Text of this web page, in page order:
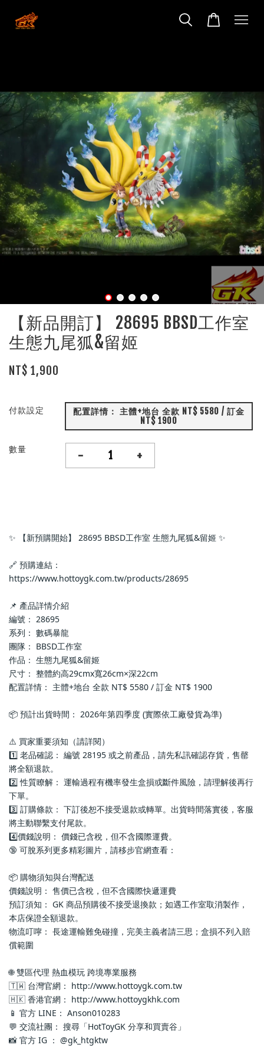
【新品開訂】 28695 BBSD工作室
生態九尾狐&留姬
NT$ 1,900
付款設定
配置詳情： 主體+地台 全款 NT$ 5580 / 訂金
NT$ 1900
數量 - +
✨ 【新預購開始】 28695 BBSD工作室 生態九尾狐&留姬 ✨
🔗 預購連結：
https://www.hottoygk.com.tw/products/28695
📌 產品詳情介紹
編號： 28695
系列： 數碼暴龍
團隊： BBSD工作室
作品： 生態九尾狐&留姬
尺寸： 整體約高29cmx寬26cm×深22cm
配置詳情： 主體+地台 全款 NT$ 5580 / 訂金 NT$ 1900
📦 預計出貨時間： 2026年第四季度 (實際依工廠發貨為準)
⚠️ 買家重要須知（請詳閱）
1️⃣ 老品確認： 編號 28195 或之前產品，請先私訊確認存貨，售罄
將全額退款。
2️⃣ 性質瞭解： 運輸過程有機率發生盒損或斷件風險，請理解後再行
下單。
3️⃣ 訂購條款： 下訂後恕不接受退款或轉單。出貨時間落實後，客服
將主動聯繫支付尾款。
4️⃣價錢說明： 價錢已含稅，但不含國際運費。
🔞 可脫系列更多精彩圖片，請移步官網查看：
📦 購物須知與台灣配送
價錢說明： 售價已含稅，但不含國際快遞運費
預訂須知： GK 商品預購後不接受退換款；如遇工作室取消製作，
本店保證全額退款。
物流叮嚀： 長途運輸難免碰撞，完美主義者請三思；盒損不列入賠
償範圍
🌐 雙區代理 熱血模玩 跨境專業服務
🇹🇼 台灣官網： http://www.hottoygk.com.tw
🇭🇰 香港官網： http://www.hottoygkhk.com
📱 官方 LINE： Anson010283
💬 交流社團： 搜尋「HotToyGK 分享和買賣谷」
📸 官方 IG ： @gk_htgktw